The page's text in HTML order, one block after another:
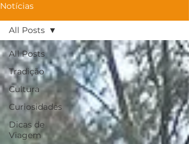
Notícias
All Posts
Tradição
Cultura
Curiosidades
Dicas de
Viagem
All Posts